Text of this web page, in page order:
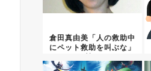
倉田真由美「人の救助中
にペット救助を叫ぶな」